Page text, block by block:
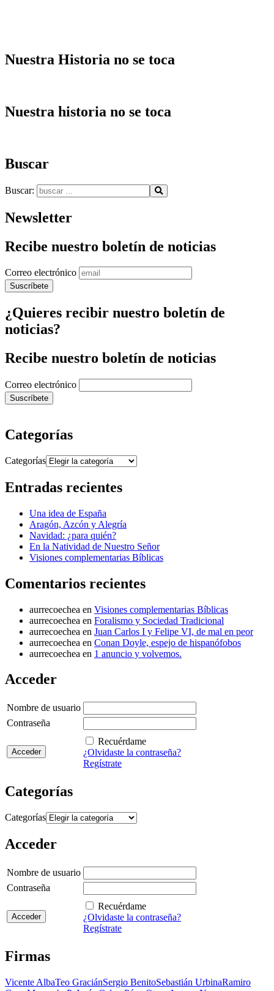
Nuestra Historia no se toca
Nuestra historia no se toca
Buscar
Buscar:
Newsletter
Recibe nuestro boletín de noticias
Correo electrónico
¿Quieres recibir nuestro boletín de
noticias?
Recibe nuestro boletín de noticias
Correo electrónico
Categorías
Categorías
Entradas recientes
Una idea de España
Aragón, Azcón y Alegría
Navidad: ¿para quién?
En la Natividad de Nuestro Señor
Visiones complementarias Bíblicas
Comentarios recientes
aurrecoechea en Visiones complementarias Bíblicas
aurrecoechea en Foralismo y Sociedad Tradicional
aurrecoechea en Juan Carlos I y Felipe VI, de mal en peor
aurrecoechea en Conan Doyle, espejo de hispanófobos
aurrecoechea en 1 anuncio y volvemos.
Acceder
Nombre de usuario
Contraseña
Recuérdame
¿Olvidaste la contraseña?
Regístrate
Categorías
Categorías
Acceder
Nombre de usuario
Contraseña
Recuérdame
¿Olvidaste la contraseña?
Regístrate
Firmas
Vicente AlbaTeo GraciánSergio BenitoSebastián UrbinaRamiro